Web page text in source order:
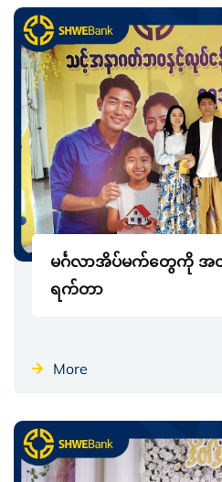
မင်္ဂလာအိပ်မက်တွေကို အ
ရက်တာ
More